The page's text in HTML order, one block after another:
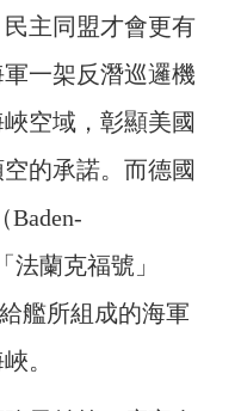
主同盟才會更有
一架反潛巡邏機
空域，彰顯美國
的承諾。而德國
Baden-
法蘭克福號」
艦所組成的海軍
。